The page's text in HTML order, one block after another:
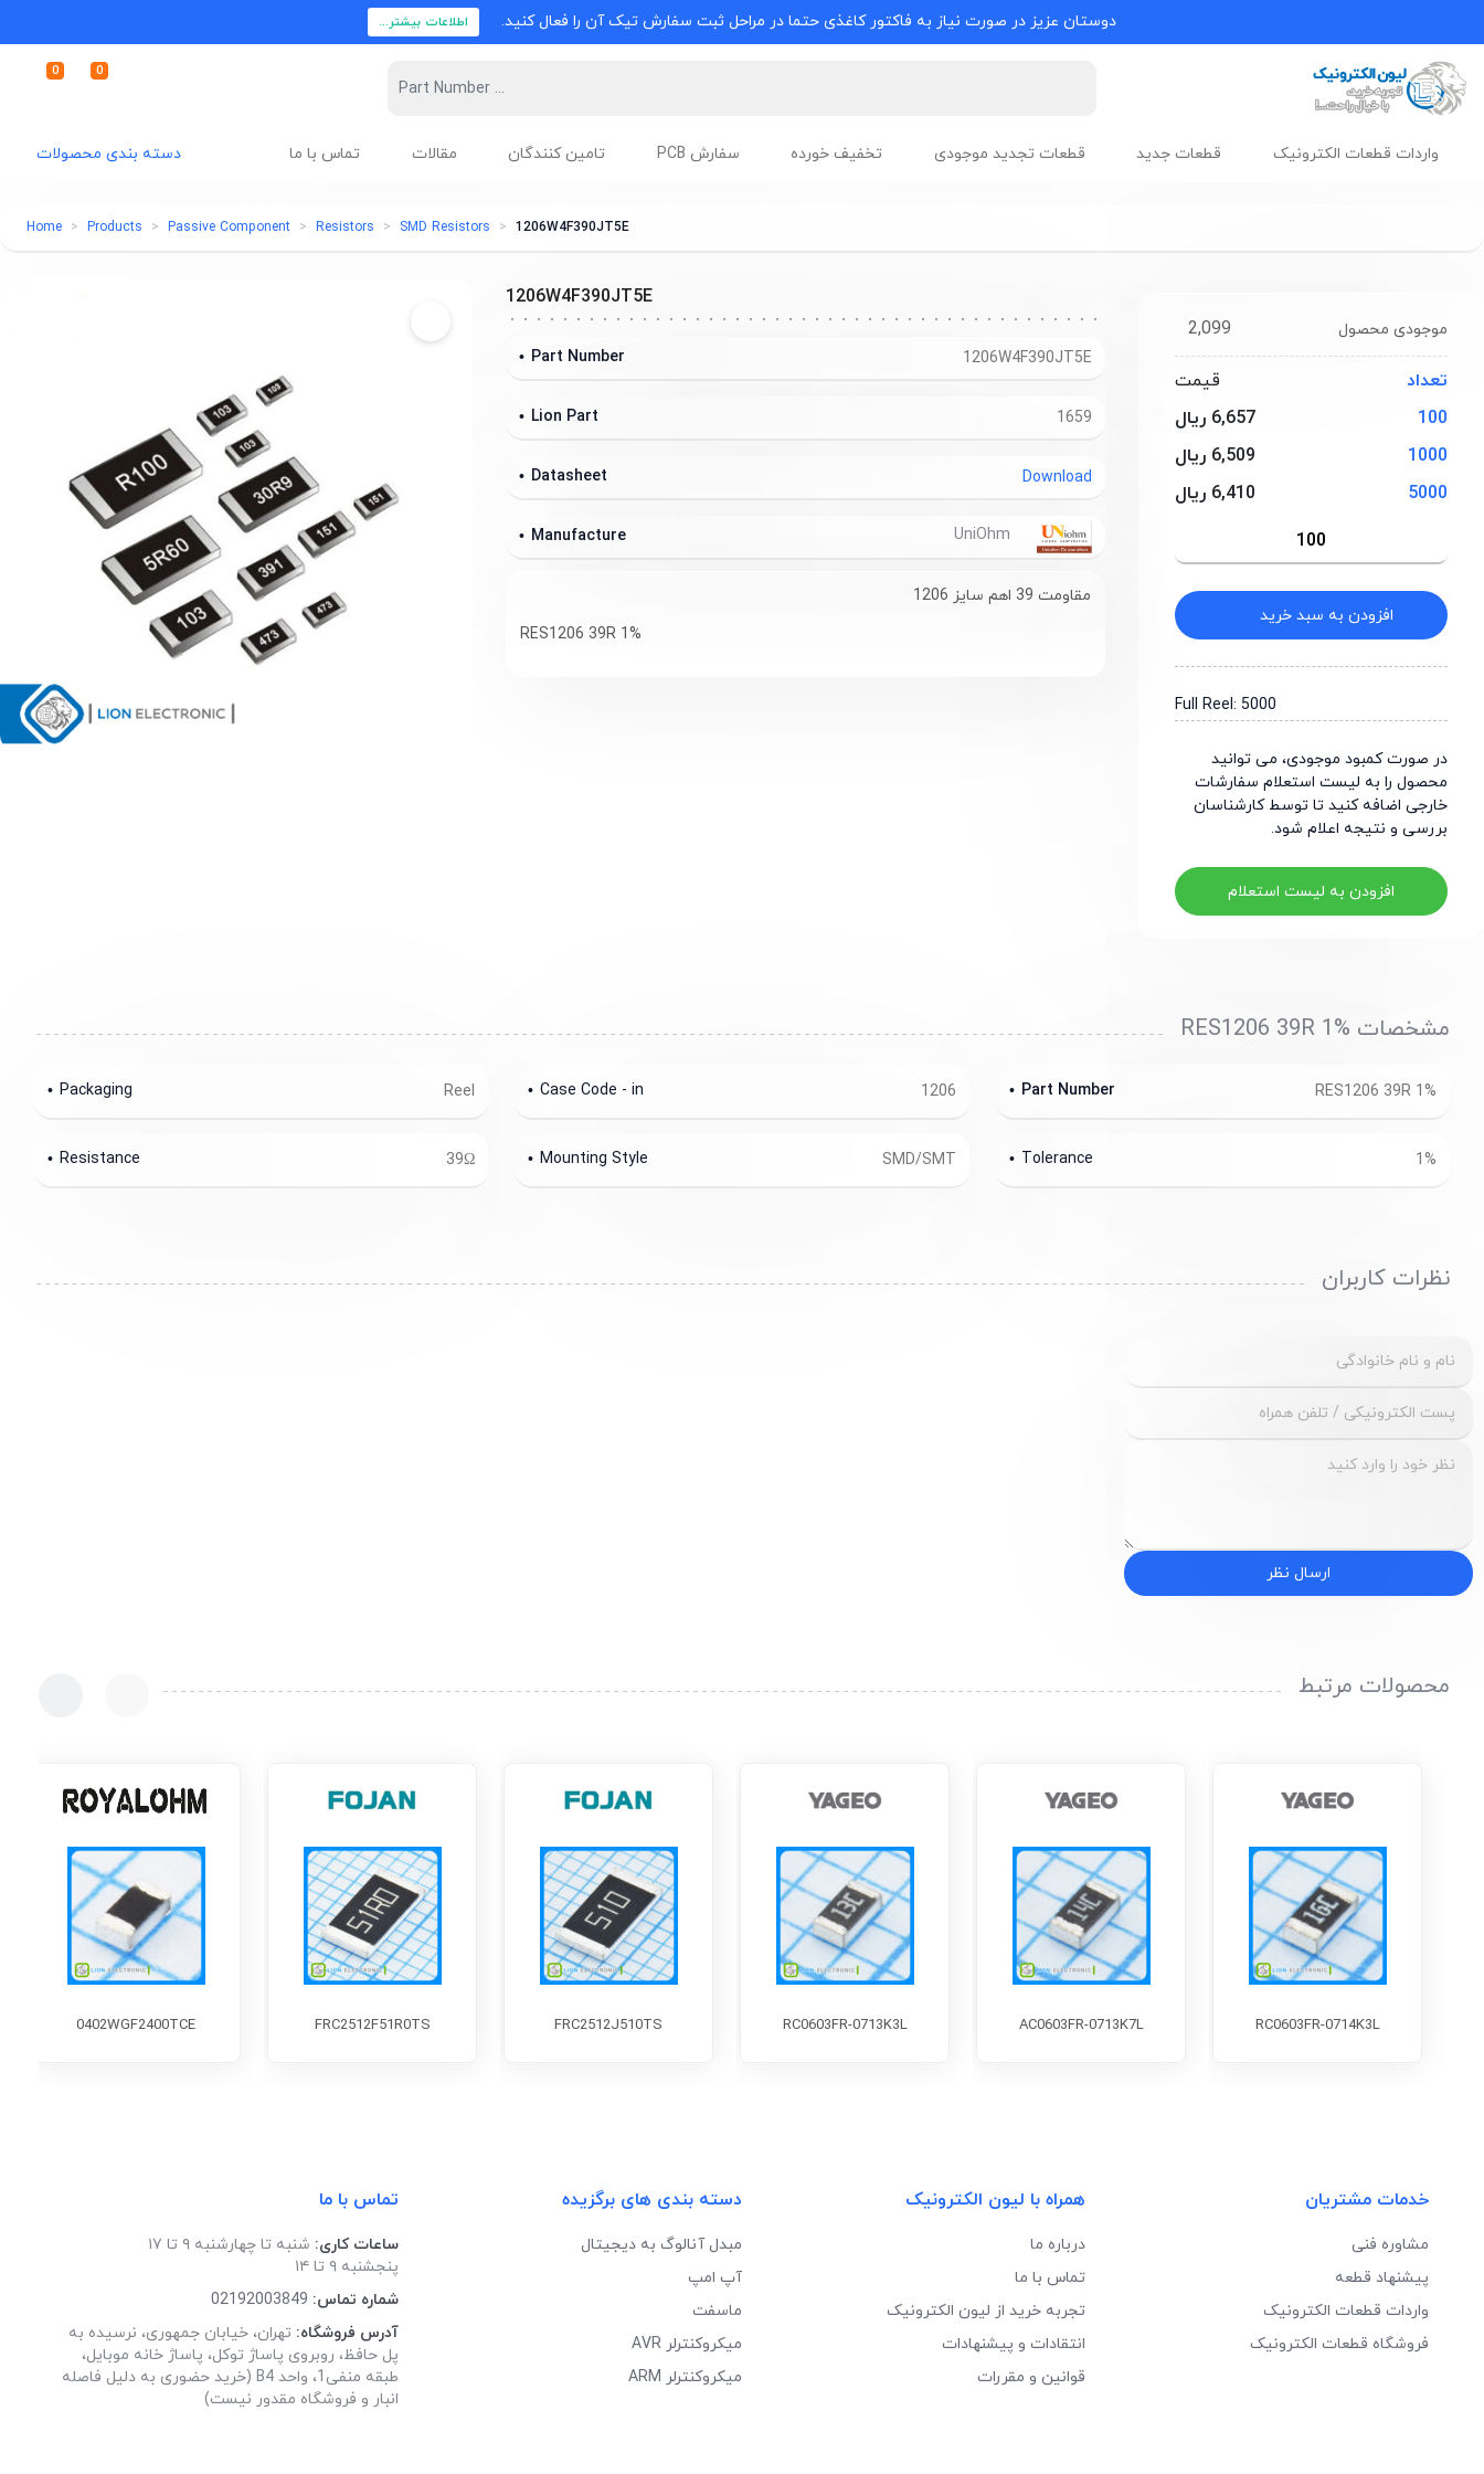
دوستان عزیز در صورت نیاز به فاکتور کاغذی حتما در مراحل ثبت سفارش تیک آن را فعال کنید. اطلاعات بیشتر...
0 0
دسته بندی محصولات واردات قطعات الکترونیک قطعات جدید قطعات تجدید موجودی تخفیف خورده سفارش PCB تامین کنندگان مقالات تماس با ما
Home Products Passive Component Resistors SMD Resistors 1206W4F390JT5E
2,099 موجودی محصول
تعداد
قیمت
100
6,657 ریال
1000
6,509 ریال
5000
6,410 ریال
افزودن به سبد خرید
Full Reel: 5000
در صورت کمبود موجودی، می توانید
محصول را به لیست استعلام سفارشات
خارجی اضافه کنید تا توسط کارشناسان
بررسی و نتیجه اعلام شود.
افزودن به لیست استعلام
1206W4F390JT5E
1206W4F390JT5E
Part Number
1659
Lion Part
Download
Datasheet
Manufacture
مقاومت 39 اهم سایز 1206
RES1206 39R 1%
مشخصات RES1206 39R 1%
RES1206 39R 1%
Part Number
1206
Case Code - in
Reel
Packaging
1%
Tolerance
SMD/SMT
Mounting Style
39Ω
Resistance
نظرات کاربران
ارسال نظر
محصولات مرتبط
RC0603FR-0714K3L
AC0603FR-0713K7L
RC0603FR-0713K3L
FRC2512J510TS
FRC2512F51R0TS
0402WGF2400TCE
خدمات مشتریان
مشاوره فنی
پیشنهاد قطعه
واردات قطعات الکترونیک
فروشگاه قطعات الکترونیک
همراه با لیون الکترونیک
درباره ما
تماس با ما
تجربه خرید از لیون الکترونیک
انتقادات و پیشنهادات
قوانین و مقررات
دسته بندی های برگزیده
مبدل آنالوگ به دیجیتال
آپ امپ
ماسفت
میکروکنترلر AVR
میکروکنترلر ARM
تماس با ما
ساعات کاری: شنبه تا چهارشنبه ۹ تا ۱۷
پنجشنبه ۹ تا ۱۴
شماره تماس: 02192003849
آدرس فروشگاه: تهران، خیابان جمهوری، نرسیده به
پل حافظ، روبروی پاساژ توکل، پاساژ خانه موبایل،
طبقه منفی1، واحد B4 (خرید حضوری به دلیل فاصله
انبار و فروشگاه مقدور نیست)